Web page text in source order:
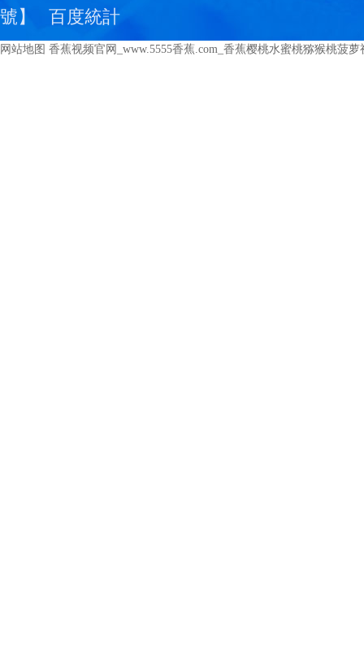
號 】 百度統計
网站地图 香蕉视频官网_www.5555香蕉.com_香蕉樱桃水蜜桃猕猴桃菠